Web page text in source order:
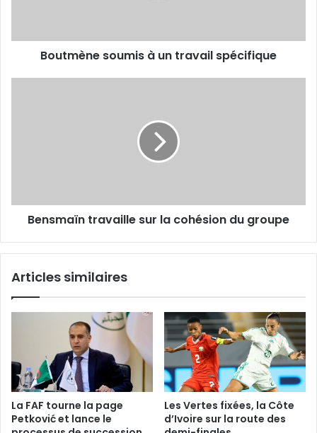
Boutmène soumis à un travail spécifique
Bensmaïn travaille sur la cohésion du groupe
Articles similaires
La FAF tourne la page
Petković et lance le
Les Vertes fixées, la Côte
d’Ivoire sur la route des